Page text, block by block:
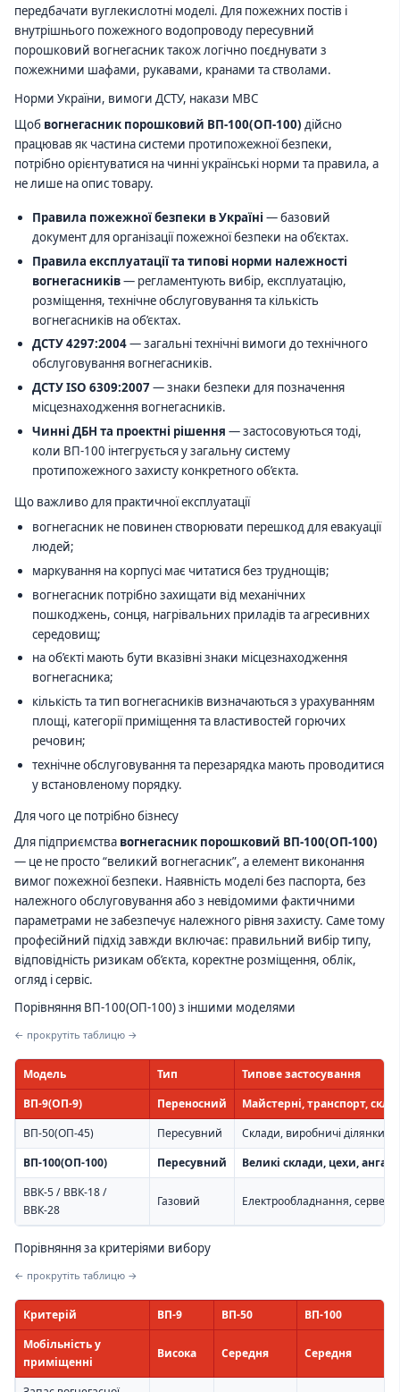
передбачати вуглекислотні моделі. Для пожежних постів і
внутрішнього пожежного водопроводу пересувний
порошковий вогнегасник також логічно поєднувати з
пожежними шафами, рукавами, кранами та стволами.
Норми України, вимоги ДСТУ, накази МВС
Щоб вогнегасник порошковий ВП-100(ОП-100) дійсно
працював як частина системи протипожежної безпеки,
потрібно орієнтуватися на чинні українські норми та правила, а
не лише на опис товару.
Правила пожежної безпеки в Україні — базовий
документ для організації пожежної безпеки на об’єктах.
Правила експлуатації та типові норми належності
вогнегасників— регламентують вибір, експлуатацію,
розміщення, технічне обслуговування та кількість
вогнегасників на об’єктах.
ДСТУ 4297:2004— загальні технічні вимоги до технічного
обслуговування вогнегасників.
ДСТУ ISO 6309:2007— знаки безпеки для позначення
місцезнаходження вогнегасників.
Чинні ДБН та проектні рішення — застосовуються тоді,
коли ВП-100 інтегрується у загальну систему
протипожежного захисту конкретного об’єкта.
Що важливо для практичної експлуатації
вогнегасник не повинен створювати перешкод для евакуації
людей;
маркування на корпусі має читатися без труднощів;
вогнегасник потрібно захищати від механічних
пошкоджень, сонця, нагрівальних приладів та агресивних
середовищ;
на об’єкті мають бути вказівні знаки місцезнаходження
вогнегасника;
кількість та тип вогнегасників визначаються з урахуванням
площі, категорії приміщення та властивостей горючих
речовин;
технічне обслуговування та перезарядка мають проводитися
у встановленому порядку.
Для чого це потрібно бізнесу
Для підприємства вогнегасник порошковий ВП-100(ОП-100)
— це не просто “великий вогнегасник”, а елемент виконання
вимог пожежної безпеки. Наявність моделі без паспорта, без
належного обслуговування або з невідомими фактичними
параметрами не забезпечує належного рівня захисту. Саме тому
професійний підхід завжди включає: правильний вибір типу,
відповідність ризикам об’єкта, коректне розміщення, облік,
огляд і сервіс.
Порівняння ВП-100(ОП-100) з іншими моделями
← прокрутіть таблицю →
Модель Тип
Типове застосування
ВП-9(ОП-9)
Переносний
Майстерні, транспорт,
ВП-50(ОП-45)
Пересувний
Склади, виробничі ділянки,
ВП-100(ОП-100)
Пересувний
Великі склади, цехи,
ВВК-5 / ВВК-18 /
ВВК-28
Газовий Електрообладнання,
Порівняння за критеріями вибору
← прокрутіть таблицю →
Критерій ВП-9 ВП-50
ВП-100
Мобільність у
приміщенні
Висока Середня Середня